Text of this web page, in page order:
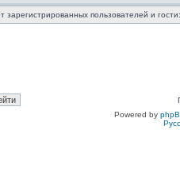
пользователей и
Powered by